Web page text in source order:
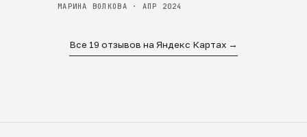
МАРИНА ВОЛКОВА · АПР 2024
Все 19 отзывов на Яндекс Картах →